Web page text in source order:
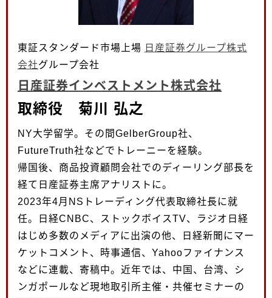
東証スタンダード市場上場 日産証券グループ株式
会社グループ会社
日産証券インベストメント株式会社
取締役 菊川 弘之
NY大学留学。その間GelberGroup社、
FutureTruth社などでトレーニーを経験。
帰国後、商品投資顧問会社でのディーリング部長を
経て日産証券主席アナリストに。
2023年4月NSトレーディング代表取締社長に就
任。日経CNBC、ストックボイスTV、ラジオ日経
はじめ多数のメディアに出演の他、日経新聞にマー
ケットコメント、時事通信、Yahooファイナンス
などに連載、寄稿中。近年では、中国、台湾、シ
ンガポールなど現地取引所主催・共催セミナーの